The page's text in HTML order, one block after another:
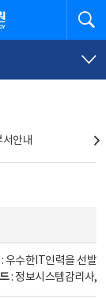
서안내
: 우수한IT인력을 선발
: 정보시스템감리사,